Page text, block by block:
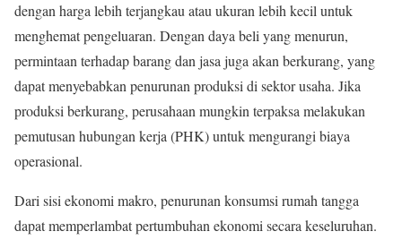
dengan harga lebih terjangkau atau ukuran lebih kecil untuk
menghemat pengeluaran. Dengan daya beli yang menurun,
permintaan terhadap barang dan jasa juga akan berkurang, yang
dapat menyebabkan penurunan produksi di sektor usaha. Jika
produksi berkurang, perusahaan mungkin terpaksa melakukan
pemutusan hubungan kerja (PHK) untuk mengurangi biaya
operasional.
Dari sisi ekonomi makro, penurunan konsumsi rumah tangga
dapat memperlambat pertumbuhan ekonomi secara keseluruhan.